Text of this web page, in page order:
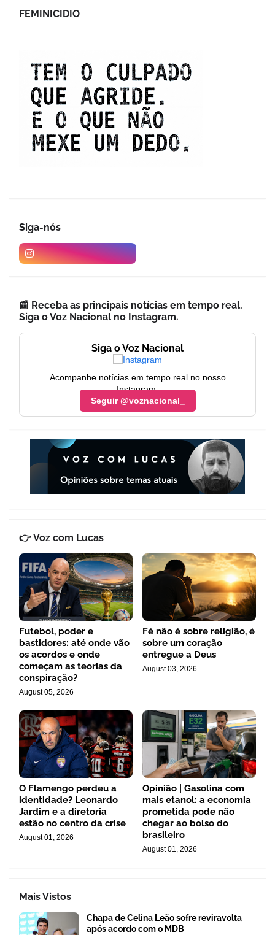
FEMINICIDIO
Siga-nós
📰 Receba as principais notícias em tempo real.
Siga o Voz Nacional no Instagram.
Siga o Voz Nacional
Acompanhe notícias em tempo real no nosso
Instagram.
Seguir @voznacional_
👉 Voz com Lucas
Futebol, poder e
bastidores: até onde vão
os acordos e onde
começam as teorias da
conspiração?
August 05, 2026
Fé não é sobre religião, é
sobre um coração
entregue a Deus
August 03, 2026
O Flamengo perdeu a
identidade? Leonardo
Jardim e a diretoria
estão no centro da crise
August 01, 2026
Opinião | Gasolina com
mais etanol: a economia
prometida pode não
chegar ao bolso do
brasileiro
August 01, 2026
Mais Vistos
Chapa de Celina Leão sofre reviravolta
após acordo com o MDB